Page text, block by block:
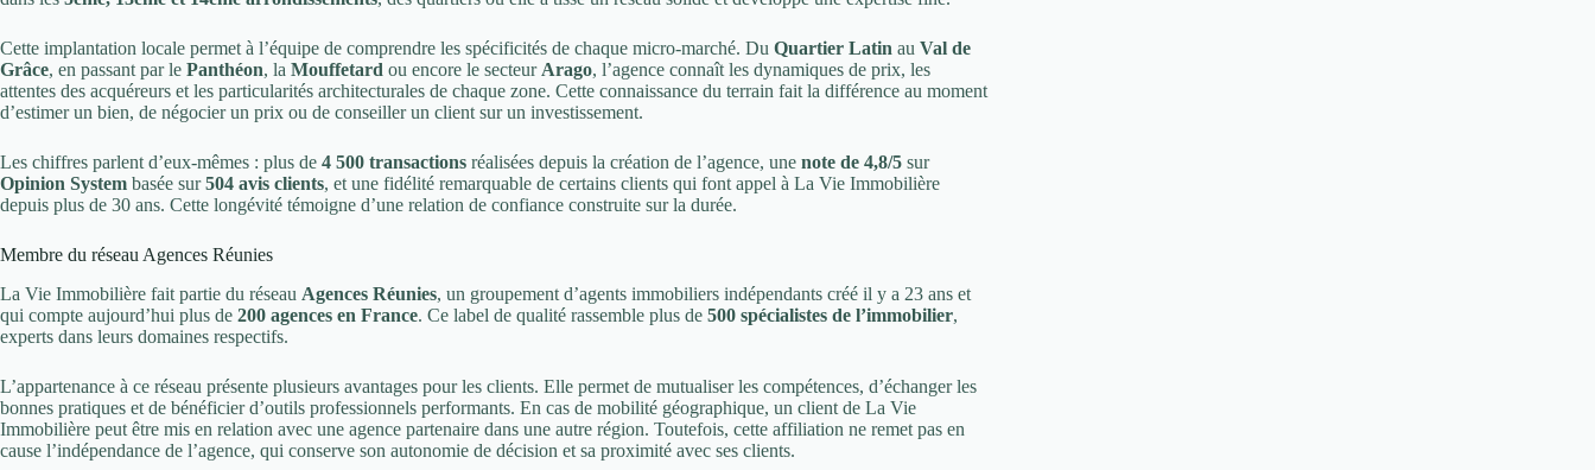
Cette implantation locale permet à l’équipe de comprendre les spécificités de chaque micro-marché. Du Quartier Latin au Val de
Grâce, en passant par le Panthéon, la Mouffetard ou encore le secteur Arago, l’agence connaît les dynamiques de prix, les
attentes des acquéreurs et les particularités architecturales de chaque zone. Cette connaissance du terrain fait la différence au moment
d’estimer un bien, de négocier un prix ou de conseiller un client sur un investissement.
Les chiffres parlent d’eux-mêmes : plus de 4 500 transactions réalisées depuis la création de l’agence, une note de 4,8/5 sur
Opinion System basée sur504 avis clients, et une fidélité remarquable de certains clients qui font appel à La Vie Immobilière
depuis plus de 30 ans. Cette longévité témoigne d’une relation de confiance construite sur la durée.
Membre du réseau Agences Réunies
La Vie Immobilière fait partie du réseau Agences Réunies, un groupement d’agents immobiliers indépendants créé il y a 23 ans et
qui compte aujourd’hui plus de 200 agences en France. Ce label de qualité rassemble plus de 500 spécialistes de l’immobilier,
experts dans leurs domaines respectifs.
L’appartenance à ce réseau présente plusieurs avantages pour les clients. Elle permet de mutualiser les compétences, d’échanger les
bonnes pratiques et de bénéficier d’outils professionnels performants. En cas de mobilité géographique, un client de La Vie
Immobilière peut être mis en relation avec une agence partenaire dans une autre région. Toutefois, cette affiliation ne remet pas en
cause l’indépendance de l’agence, qui conserve son autonomie de décision et sa proximité avec ses clients.